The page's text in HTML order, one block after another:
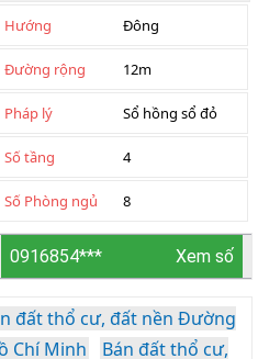
Hướng Đông
Đường rộng 12m
Pháp lý Sổ hồng sổ đỏ
Số tầng 4
Số Phòng ngủ 8
0916854*** Xem số
đất thổ cư, đất nền Đường
Chí Minh
Bán đất thổ cư,